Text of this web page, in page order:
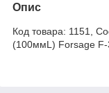
Опис
Код товара: 1151,
(100ммL) Forsage F-